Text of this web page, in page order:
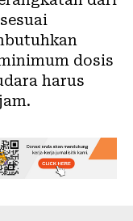
dosis
harus